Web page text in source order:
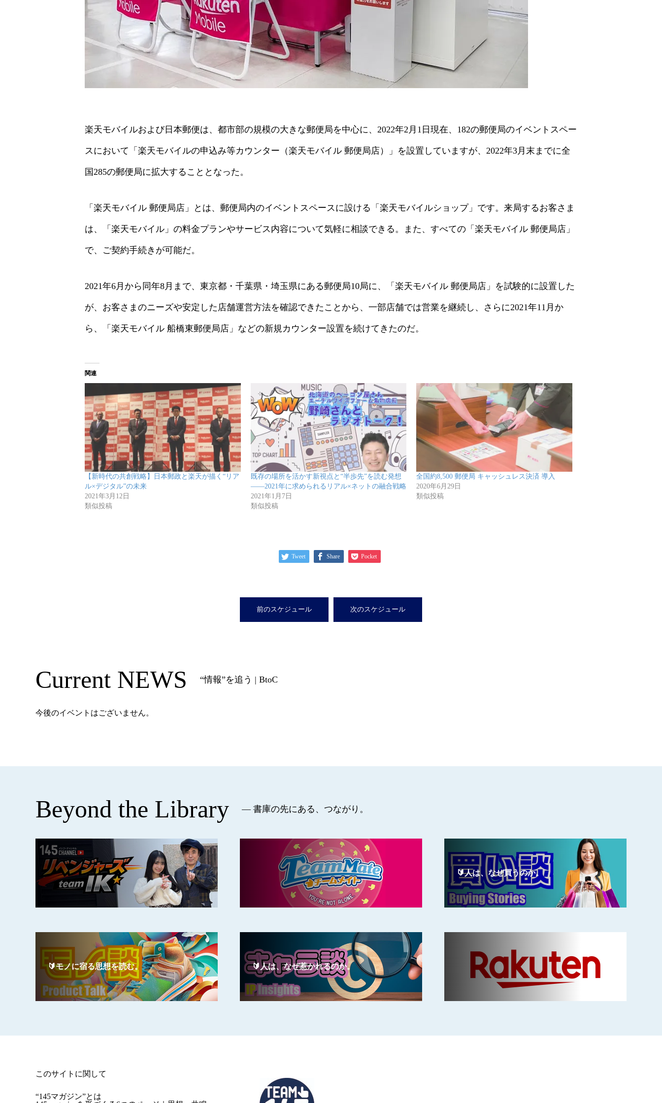
楽天モバイルおよび日本郵便は、都市部の規模の大きな郵便局を中心に、2022年2月1日現在、182の郵便局のイベントスペー
スにおいて「楽天モバイルの申込み等カウンター（楽天モバイル 郵便局店）」を設置していますが、2022年3月末までに全
国285の郵便局に拡大することとなった。
「楽天モバイル 郵便局店」とは、郵便局内のイベントスペースに設ける「楽天モバイルショップ」です。来局するお客さま
は、「楽天モバイル」の料金プランやサービス内容について気軽に相談できる。 また、すべての「楽天モバイル 郵便局店」
で、ご契約手続きが可能だ。
2021年6月から同年8月まで、東京都・千葉県・埼玉県にある郵便局10局に、「楽天モバイル 郵便局店」を試験的に設置した
が、お客さまのニーズや安定し た店舗運営方法を確認できたことから、一部店舗では営業を継続し、さらに2021年11月か
ら、「楽天モバイル 船橋東郵便局店」などの新規カウンター設置を続けてきたのだ。
関連
【新時代の共創戦略】日本郵政と楽天が描く“リア
ル×デジタル”の未来
2021年3月12日
類似投稿
既存の場所を活かす新視点と“半歩先”を読む発想
――2021年に求められるリアル×ネットの融合戦略
2021年1月7日
類似投稿
全国約8,500 郵便局 キャッシュレス決済 導入
2020年6月29日
類似投稿
Tweet Share Pocket
前のスケジュール 次のスケジュール
Current NEWS “情報”を追う | BtoC
今後のイベントはございません。
Beyond the Library — 書庫の先にある、つながり。
🔰人は、なぜ買うのか。
🔰モノに宿る思想を読む。 🔰人は、なぜ惹かれるのか。
このサイトに関して
“145マガジン”とは